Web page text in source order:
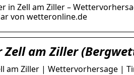
in Zell am Ziller –
von wetteronline.de
Zell am Ziller
am Ziller | Wettervorhersage |